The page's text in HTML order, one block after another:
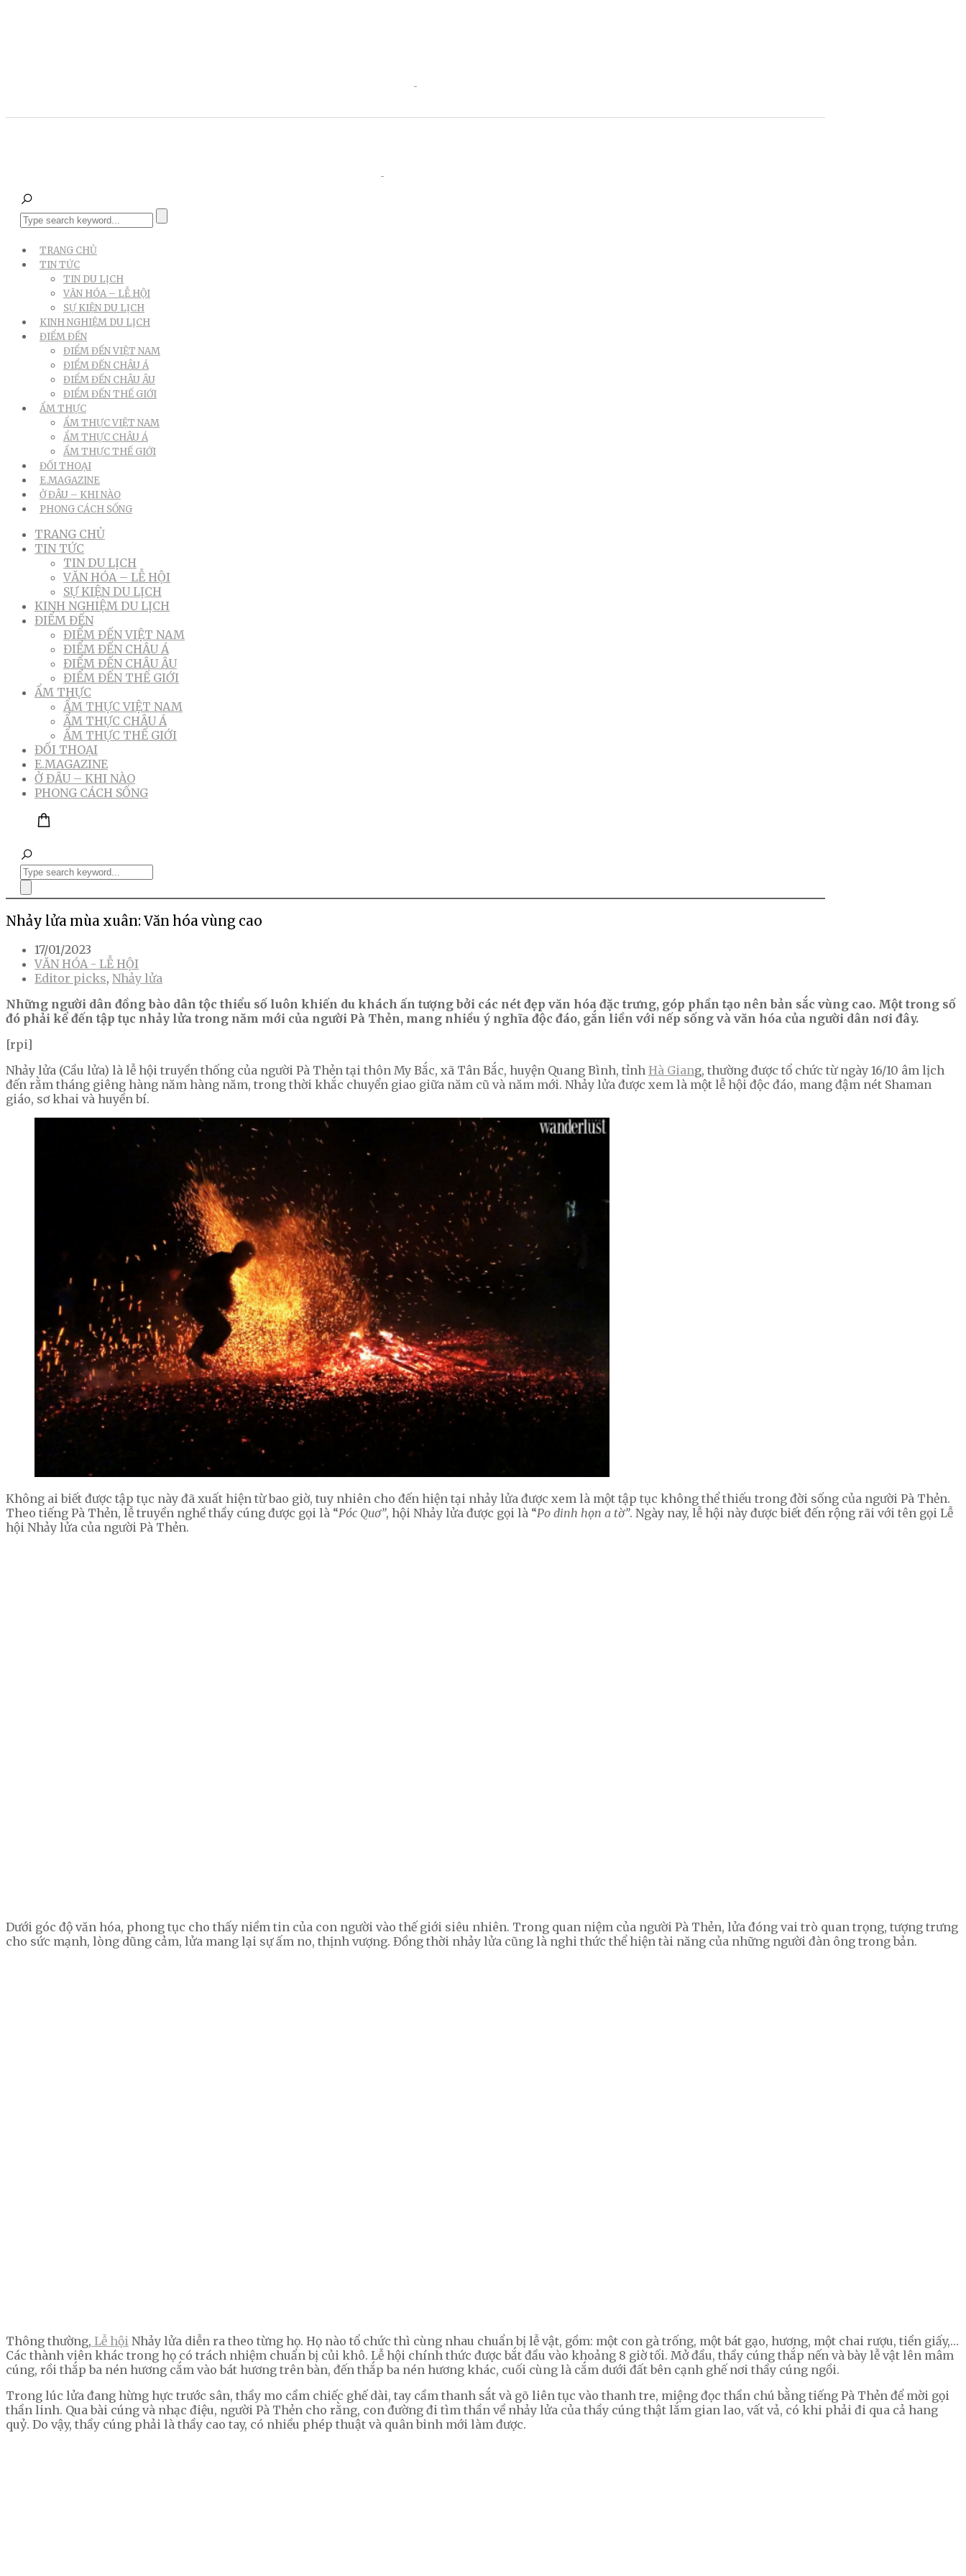
TRANG CHỦ
TIN TỨC
TIN DU LỊCH
VĂN HÓA – LỄ HỘI
SỰ KIỆN DU LỊCH
KINH NGHIỆM DU LỊCH
ĐIỂM ĐẾN
ĐIỂM ĐẾN VIỆT NAM
ĐIỂM ĐẾN CHÂU Á
ĐIỂM ĐẾN CHÂU ÂU
ĐIỂM ĐẾN THẾ GIỚI
ẨM THỰC
ẨM THỰC VIỆT NAM
ẨM THỰC CHÂU Á
ẨM THỰC THẾ GIỚI
ĐỐI THOẠI
E.MAGAZINE
Ở ĐÂU – KHI NÀO
PHONG CÁCH SỐNG
TRANG CHỦ
TIN TỨC
TIN DU LỊCH
VĂN HÓA – LỄ HỘI
SỰ KIỆN DU LỊCH
KINH NGHIỆM DU LỊCH
ĐIỂM ĐẾN
ĐIỂM ĐẾN VIỆT NAM
ĐIỂM ĐẾN CHÂU Á
ĐIỂM ĐẾN CHÂU ÂU
ĐIỂM ĐẾN THẾ GIỚI
ẨM THỰC
ẨM THỰC VIỆT NAM
ẨM THỰC CHÂU Á
ẨM THỰC THẾ GIỚI
ĐỐI THOẠI
E.MAGAZINE
Ở ĐÂU – KHI NÀO
PHONG CÁCH SỐNG
Nhảy lửa mùa xuân: Văn hóa vùng cao
17/01/2023
VĂN HÓA - LỄ HỘI
Editor picks, Nhảy lửa
Những người dân đồng bào dân tộc thiểu số luôn khiến du khách ấn tượng bởi các nét đẹp văn hóa đặc trưng, góp phần tạo nên bản sắc vùng cao. Một trong số
đó phải kể đến tập tục nhảy lửa trong năm mới của người Pà Thẻn, mang nhiều ý nghĩa độc đáo, gắn liền với nếp sống và văn hóa của người dân nơi đây.
[rpi]
Nhảy lửa (Cầu lửa) là lễ hội truyền thống của người Pà Thẻn tại thôn My Bắc, xã Tân Bắc, huyện Quang Bình, tỉnh Hà Giang, thường được tổ chức từ ngày 16/10 âm lịch
đến rằm tháng giêng hàng năm hàng năm, trong thời khắc chuyển giao giữa năm cũ và năm mới. Nhảy lửa được xem là một lễ hội độc đáo, mang đậm nét Shaman
giáo, sơ khai và huyền bí.
Không ai biết được tập tục này đã xuất hiện từ bao giờ, tuy nhiên cho đến hiện tại nhảy lửa được xem là một tập tục không thể thiếu trong đời sống của người Pà Thẻn.
Theo tiếng Pà Thẻn, lễ truyền nghề thầy cúng được gọi là “Póc Quơ”, hội Nhảy lửa được gọi là “Po dinh họn a tờ”. Ngày nay, lễ hội này được biết đến rộng rãi với tên gọi Lễ
hội Nhảy lửa của người Pà Thẻn.
Dưới góc độ văn hóa, phong tục cho thấy niềm tin của con người vào thế giới siêu nhiên. Trong quan niệm của người Pà Thẻn, lửa đóng vai trò quan trọng, tượng trưng
cho sức mạnh, lòng dũng cảm, lửa mang lại sự ấm no, thịnh vượng. Đồng thời nhảy lửa cũng là nghi thức thể hiện tài năng của những người đàn ông trong bản.
Thông thường, Lễ hội Nhảy lửa diễn ra theo từng họ. Họ nào tổ chức thì cùng nhau chuẩn bị lễ vật, gồm: một con gà trống, một bát gạo, hương, một chai rượu, tiền giấy,…
Các thành viên khác trong họ có trách nhiệm chuẩn bị củi khô. Lễ hội chính thức được bắt đầu vào khoảng 8 giờ tối. Mở đầu, thầy cúng thắp nến và bày lễ vật lên mâm
cúng, rồi thắp ba nén hương cắm vào bát hương trên bàn, đến thắp ba nén hương khác, cuối cùng là cắm dưới đất bên cạnh ghế nơi thầy cúng ngồi.
Trong lúc lửa đang hừng hực trước sân, thầy mo cầm chiếc ghế dài, tay cầm thanh sắt và gõ liên tục vào thanh tre, miệng đọc thần chú bằng tiếng Pà Thẻn để mời gọi
thần linh. Qua bài cúng và nhạc điệu, người Pà Thẻn cho rằng, con đường đi tìm thần về nhảy lửa của thầy cúng thật lắm gian lao, vất vả, có khi phải đi qua cả hang
quỷ. Do vậy, thầy cúng phải là thầy cao tay, có nhiều phép thuật và quân binh mới làm được.